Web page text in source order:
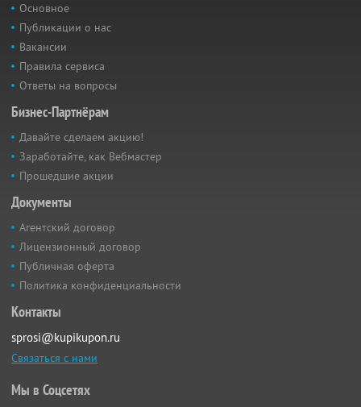
Основное
Публикации о нас
Вакансии
Правила сервиса
Ответы на вопросы
Бизнес-Партнёрам
Давайте сделаем акцию!
Заработайте, как Вебмастер
Прошедшие акции
Документы
Агентский договор
Лицензионный договор
Публичная оферта
Политика конфиденциальности
Контакты
sprosi@kupikupon.ru
Связаться с нами
Мы в Соцсетях